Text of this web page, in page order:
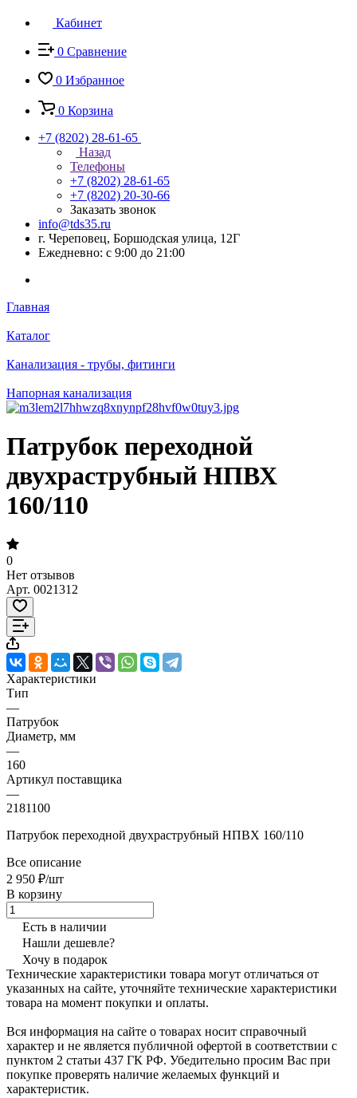
Кабинет
0 Сравнение
0 Избранное
0 Корзина
+7 (8202) 28‑61-65
Назад
Телефоны
+7 (8202) 28‑61-65
+7 (8202) 20‑30-66
Заказать звонок
info@tds35.ru
г. Череповец, Боршодская улица, 12Г
Ежедневно: с 9:00 до 21:00
Главная
Каталог
Канализация - трубы, фитинги
Напорная канализация
Патрубок переходной
двухраструбный НПВХ
160/110
0
Нет отзывов
Арт. 0021312
Характеристики
Тип
—
Патрубок
Диаметр, мм
—
160
Артикул поставщика
—
2181100
Патрубок переходной двухраструбный НПВХ 160/110
Все описание
2 950 ₽/шт
В корзину
Есть в наличии
Нашли дешевле?
Хочу в подарок
Технические характеристики товара могут отличаться от
указанных на сайте, уточняйте технические характеристики
товара на момент покупки и оплаты.
Вся информация на сайте о товарах носит справочный
характер и не является публичной офертой в соответствии с
пунктом 2 статьи 437 ГК РФ. Убедительно просим Вас при
покупке проверять наличие желаемых функций и
характеристик.